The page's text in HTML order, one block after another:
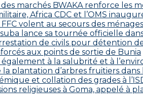
marchés BWAKA renforce les
Africa CDC et l’OMS
FFC volent au secours des
lance sa tournée officielle
de civils pour détention
aux points de sortie de Bunia
à la salubrité et à
la plantation d’arbres fruitiers
et collation des grades à
religieuses à Goma, appelé à